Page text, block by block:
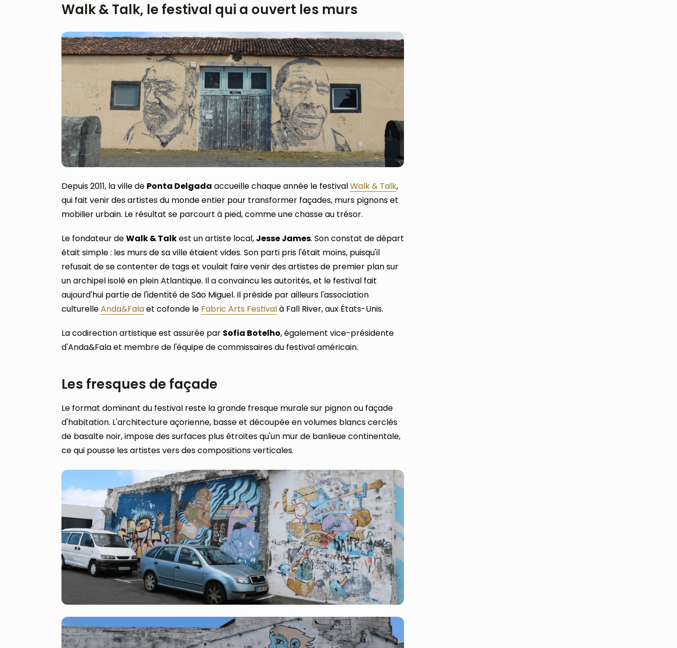
Walk & Talk, le festival qui a ouvert les murs
Depuis 2011, la ville de Ponta Delgada accueille chaque année le festivalWalk & Talk,
qui fait venir des artistes du monde entier pour transformer façades, murs pignons et
mobilier urbain. Le résultat se parcourt à pied, comme une chasse au trésor.
Le fondateur deWalk & Talkest un artiste local, Jesse James. Son constat de départ
était simple : les murs de sa ville étaient vides. Son parti pris l'était moins, puisqu'il
refusait de se contenter de tags et voulait faire venir des artistes de premier plan sur
un archipel isolé en plein Atlantique. Il a convaincu les autorités, et le festival fait
aujourd'hui partie de l'identité de São Miguel. Il préside par ailleurs l'association
culturelleAnda&Falaet cofonde le Fabric Arts Festivalà Fall River, aux États-Unis.
La codirection artistique est assurée par Sofia Botelho, également vice-présidente
d'Anda&Fala et membre de l'équipe de commissaires du festival américain.
Les fresques de façade
Le format dominant du festival reste la grande fresque murale sur pignon ou façade
d'habitation. L'architecture açorienne, basse et découpée en volumes blancs cerclés
de basalte noir, impose des surfaces plus étroites qu'un mur de banlieue continentale,
ce qui pousse les artistes vers des compositions verticales.